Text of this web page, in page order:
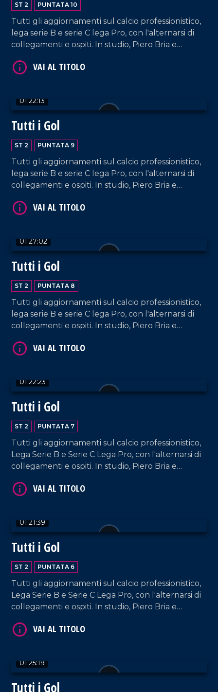
ST 2 PUNTATA 10
Tutti gli aggiornamenti sul calcio professionistico,
lega serie B e serie C lega Pro, con l'alternarsi di
collegamenti e ospiti. In studio, Piero Bria e
01:22:13
Tutti i Gol
ST 2 PUNTATA 9
Tutti gli aggiornamenti sul calcio professionistico,
lega serie B e serie C lega Pro, con l'alternarsi di
collegamenti e ospiti. In studio, Piero Bria e
01:27:02
Tutti i Gol
ST 2 PUNTATA 8
Tutti gli aggiornamenti sul calcio professionistico,
lega serie B e serie C lega Pro, con l'alternarsi di
collegamenti e ospiti. In studio, Piero Bria e
01:22:23
Tutti i Gol
ST 2 PUNTATA 7
Tutti gli aggiornamenti sul calcio professionistico,
Lega Serie B e Serie C Lega Pro, con l'alternarsi di
collegamenti e ospiti. In studio, Piero Bria e
01:21:39
Tutti i Gol
ST 2 PUNTATA 6
Tutti gli aggiornamenti sul calcio professionistico,
Lega Serie B e Serie C Lega Pro, con l'alternarsi di
collegamenti e ospiti. In studio, Piero Bria e
01:25:19
Tutti i Gol
VAI AL TITOLO
VAI AL TITOLO
VAI AL TITOLO